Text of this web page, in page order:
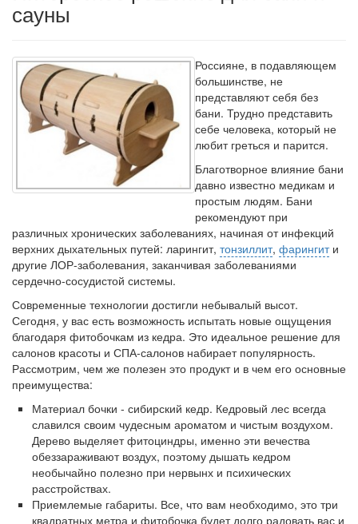
Глава Минздрава РФ
доходов медицинских
работников в
ближайшие годы. Она
заявила об этом на
встрече с журналистами ведущих...
Местная анестезия развивает кардиотоксичность
Федеральная служба по
надзору в сфере
здравоохранения озвучила
тревожную статистику. Она
касаются увеличения риска
острой кардиотоксичности и
осложнений от...
Закон о праве родителей находиться с детьми в
реанимации внесен в Госдуму
законопроект внесен в
палату на
рассмотрение. Суть его
заключается в
родителей в
больничной палате
сауны
Россияне, в подавляющем
большинстве, не
представляют себя без
бани. Трудно представить
себе человека, который не
любит греться и парится.
Благотворное влияние бани
давно известно медикам и
простым людям. Бани
рекомендуют при
различных хронических заболеваниях, начиная от инфекций
верхних дыхательных путей: ларингит, тонзиллит, фарингити
другие ЛОР-заболевания, заканчивая заболеваниями
сердечно-сосудистой системы.
Современные технологии достигли небывалый высот.
Сегодня, у вас есть возможность испытать новые ощущения
благодаря фитобочкам из кедра. Это идеальное решение для
салонов красоты и СПА-салонов набирает популярность.
Рассмотрим, чем же полезен это продукт и в чем его основные
преимущества:
Материал бочки - сибирский кедр. Кедровый лес всегда
славился своим чудесным ароматом и чистым воздухом.
Дерево выделяет фитоциндры, именно эти вечества
обеззараживают воздух, поэтому дышать кедром
необычайно полезно при нервынх и психических
расстройствах.
Приемлемые габариты. Все, что вам необходимо, это три
квадратных метра и фитобочка будет долго радовать вас и